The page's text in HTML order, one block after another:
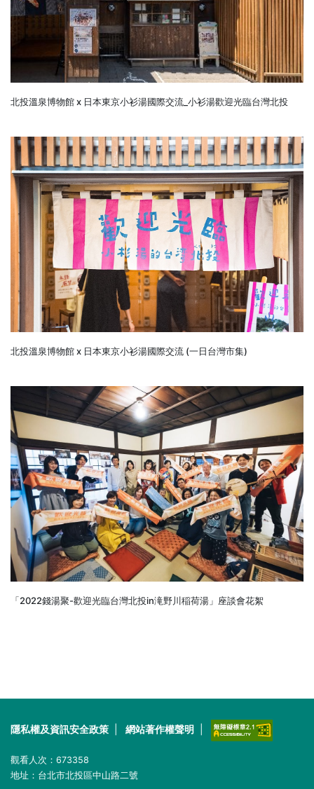
北投溫泉博物館 x 日本東京小衫湯國際交流_小衫湯歡迎光臨台灣北投
北投溫泉博物館 x 日本東京小衫湯國際交流 (一日台灣市集)
「2022錢湯聚-歡迎光臨台灣北投in滝野川稲荷湯」座談會花絮
隱私權及資訊安全政策 網站著作權聲明
觀看人次： 673358
地址：台北市北投區中山路二號